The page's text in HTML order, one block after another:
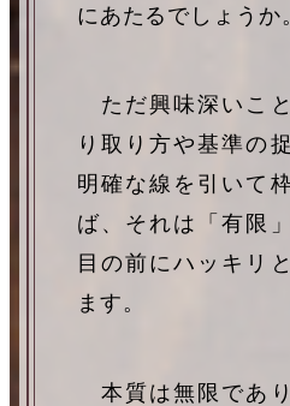
にあたるでしょうか
ただ興味深いこ
り取り方や基準の
明確な線を引いて
ば、それは「有限
目の前にハッキリ
ます。
本質は無限であ